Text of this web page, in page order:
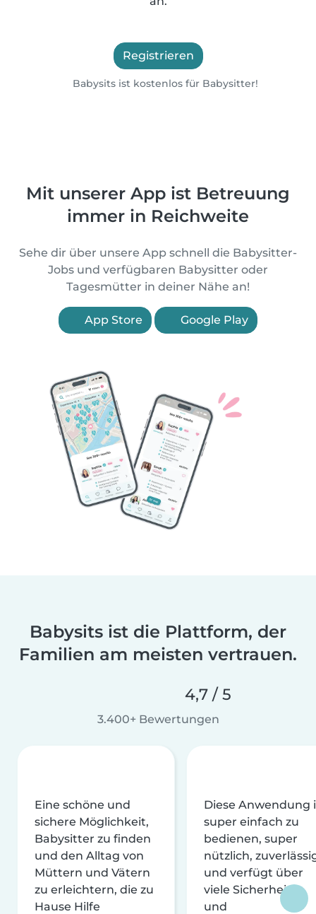
Registrieren
Babysits ist kostenlos für Babysitter!
Mit unserer App ist Betreuung
immer in Reichweite
Sehe dir über unsere App schnell die Babysitter-
Jobs und verfügbaren Babysitter oder
Tagesmütter in deiner Nähe an!
App Store Google Play
Babysits ist die Plattform, der
Familien am meisten vertrauen.
4,7 / 5
3.400+ Bewertungen
Eine schöne und
sichere Möglichkeit,
Babysitter zu finden
und den Alltag von
Müttern und Vätern
zu erleichtern, die zu
Hause Hilfe
Diese Anwendung
super einfach zu
bedienen, super
nützlich,
und verfügt über
viele Sicherheits-
und